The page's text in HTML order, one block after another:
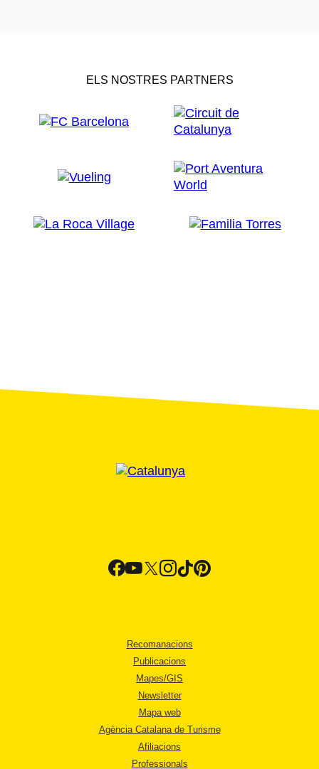
ELS NOSTRES PARTNERS
Recomanacions
Publicacions
Mapes/GIS
Newsletter
Mapa web
Agència Catalana de Turisme
Afiliacions
Professionals